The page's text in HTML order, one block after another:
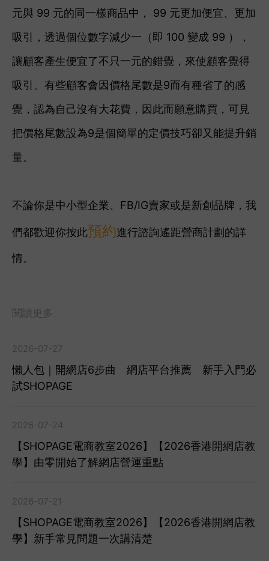
元與 99 元的同一樣商品中， 99 元更加便宜、更加
吸引，透過個位數字減少一（即 100 變成 99 ），
讓顧客產生便宜了不只一元的錯覺，來使顧客覺得
吸引。有些顧客會因價格尾數是9而有種省了的感
覺，認為自己沒有大花費，因此而願意購買，可見
把價格尾數設為9是個簡單的定價技巧卻又能提升銷
量。
不論你是中小型企業、FB/IG賣家或是新創品牌，我
們都歡迎你按此預約進行諮詢遙距營商計劃的詳
情。
閱讀更多
2026-07-27
懶人包｜開網店6步曲 網店平台推薦 新手入門必
試SHOPAGE
2026-07-24
【SHOPAGE電商教室2026】【2026香港開網店教
學】由零開始了解網店營運重點
2026-07-21
【SHOPAGE電商教室2026】【2026香港開網店教
學】新手常見問題一次講清楚